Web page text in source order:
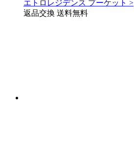
エトロレジデンス プーケット >
返品交換 送料無料